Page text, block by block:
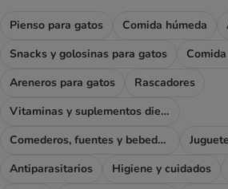
Pienso para gatos Comida húmeda
Snacks y golosinas para gatos
Areneros para gatos
Rascadores
Vitaminas y suplementos dietéticos
Comederos, fuentes y bebederos
Antiparasitarios
Higiene y cuidados